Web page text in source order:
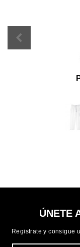
ÚNETE
Registrate y consigue